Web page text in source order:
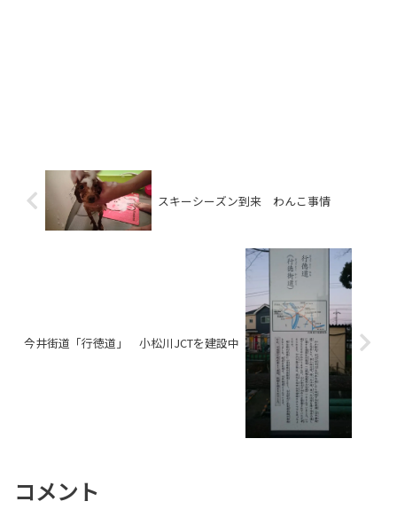
スキーシーズン到来 わんこ事情
今井街道「行徳道」 小松川JCTを建設中
コメント